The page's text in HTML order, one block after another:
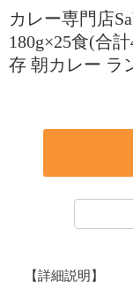
カレー専門店
180g×25食(合
存 朝カレー ラ
【詳細説明】